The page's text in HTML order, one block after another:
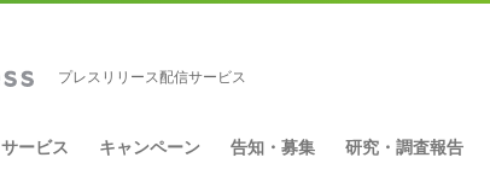
プレスリリース配信サービス
サービス キャンペーン 告知・募集 研究・調査報告